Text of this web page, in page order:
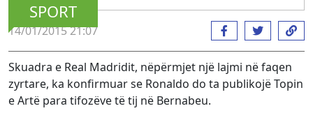
SPORT
14/01/2015 21:07
Skuadra e Real Madridit, nëpërmjet një lajmi në faqen
zyrtare, ka konfirmuar se Ronaldo do ta publikojë Topin
e Artë para tifozëve të tij në Bernabeu.